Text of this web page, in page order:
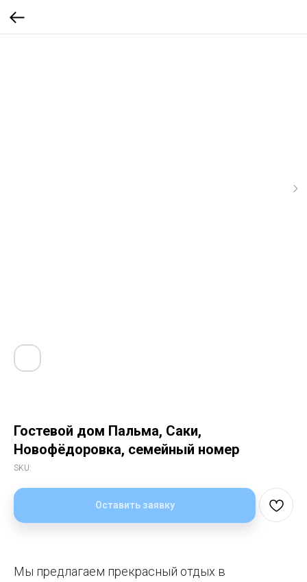
Гостевой дом Пальма, Саки,
Новофёдоровка, семейный номер
SKU:
Оставить заявку
Мы предлагаем прекрасный отдых в